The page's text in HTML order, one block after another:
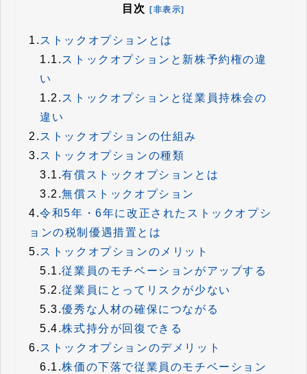
目次 [非表示]
1. ストックオプションとは
1.1. ストックオプションと新株予約権の違
い
1.2. ストックオプションと従業員持株会の
違い
2. ストックオプションの仕組み
3. ストックオプションの種類
3.1.有償ストックオプションとは
3.2.無償ストックオプション
4.令和5年・6年に改正されたストックオプシ
ョンの税制優遇措置とは
5. ストックオプションのメリット
5.1.従業員のモチベーションがアップする
5.2.従業員にとってリスクが少ない
5.3.優秀な人材の確保につながる
5.4.株式持分が回復できる
6. ストックオプションのデメリット
6.1.株価の下落で従業員のモチベーション